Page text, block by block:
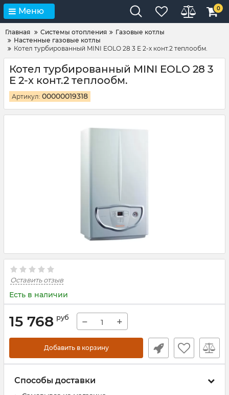
Меню 0
Главная Системы отопления
Газовые котлы
Настенные газовые котлы
Котел турбированный MINI EOLO 28 3 E 2-х конт.2 теплообм.
Котел турбированный MINI EOLO 28 3
E 2-х конт.2 теплообм.
Артикул: 00000019318
Оставить отзыв
Есть в наличии
15 768 руб − +
Добавить в корзину
Способы доставки